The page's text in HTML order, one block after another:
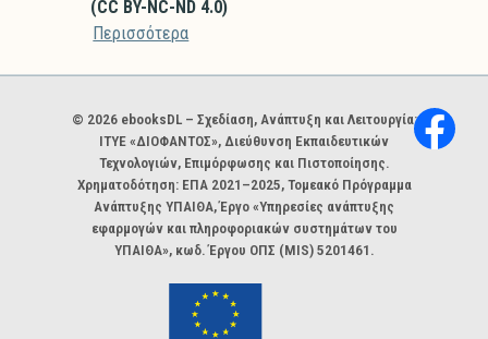
(CC BY-NC-ND 4.0)
Περισσότερα
Χορηγοί και φορείς
© 2026 ebooksDL – Σχεδίαση, Ανάπτυξη και Λειτουργία:
ΙΤΥΕ «ΔΙΟΦΑΝΤΟΣ», Διεύθυνση Εκπαιδευτικών
Τεχνολογιών, Επιμόρφωσης και Πιστοποίησης.
Χρηματοδότηση: ΕΠΑ 2021–2025, Τομεακό Πρόγραμμα
Ανάπτυξης ΥΠΑΙΘΑ, Έργο «Υπηρεσίες ανάπτυξης
εφαρμογών και πληροφοριακών συστημάτων του
ΥΠΑΙΘΑ», κωδ. Έργου ΟΠΣ (MIS) 5201461.
Ο ιστότοπος χρησιμοποιεί cookies για να σας
προσφέρει καλύτερη εμπειρία πλοήγησης και για την